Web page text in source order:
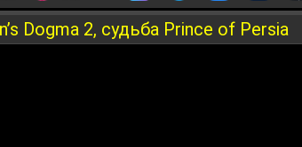
Dogma 2, судьба Prince of Persia